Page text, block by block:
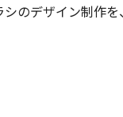
のデザイン制作